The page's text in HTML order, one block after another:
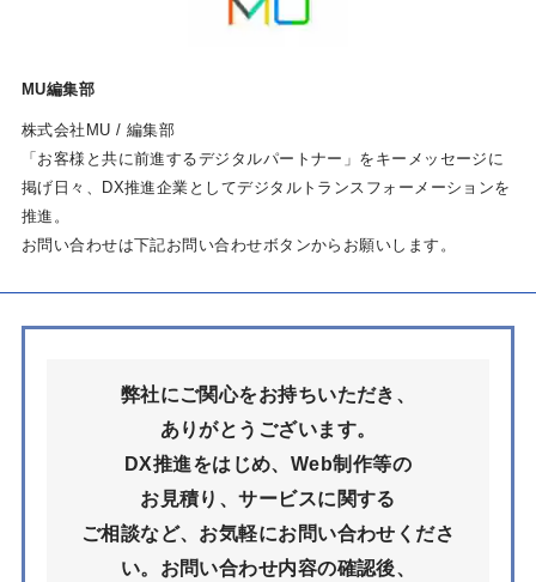
MU編集部
株式会社MU / 編集部
「お客様と共に前進するデジタルパートナー」をキーメッセージに
掲げ日々、DX推進企業としてデジタルトランスフォーメーションを
推進。
お問い合わせは下記お問い合わせボタンからお願いします。
弊社にご関心をお持ちいただき、
ありがとうございます。
DX推進をはじめ、Web制作等の
お見積り、サービスに関する
ご相談など、お気軽にお問い合わせくださ
い。 お問い合わせ内容の確認後、